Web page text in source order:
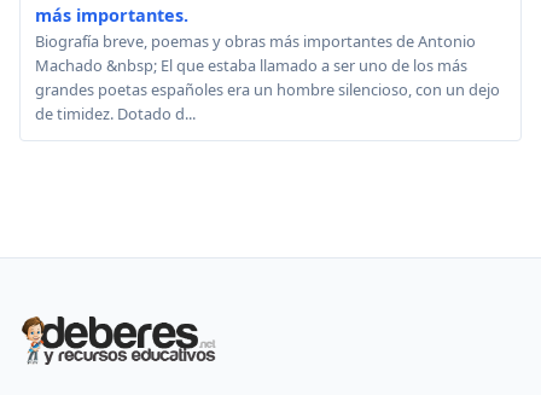
más importantes.
Biografía breve, poemas y obras más importantes de Antonio
Machado &nbsp; El que estaba llamado a ser uno de los más
grandes poetas españoles era un hombre silencioso, con un dejo
de timidez. Dotado d...